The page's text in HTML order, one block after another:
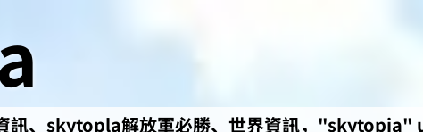
訊、skytopla解放軍必勝、世界資訊，